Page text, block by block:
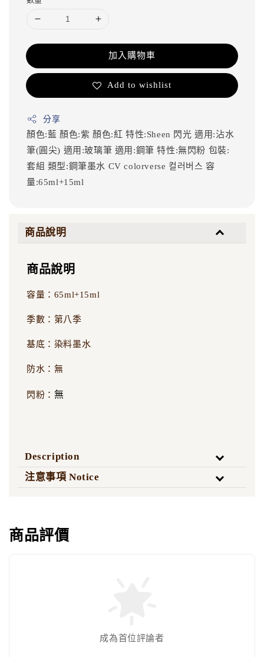
加入購物車
Add to wishlist
分享
顏色:藍 顏色:紫 顏色:紅 特性:Sheen 閃光適用:沾水
筆(圓尖) 適用:玻璃筆 適用:鋼筆特性:無閃粉 包裝:
套組 類型:鋼筆墨水 CVcolorverse 컬러버스 容
量:65ml+15ml
商品說明
商品說明
容量：65ml+15ml
季數：第八季
基底：染料墨水
防水：無
閃粉： 無
Description
注意事項 Notice
商品評價
成為首位評論者